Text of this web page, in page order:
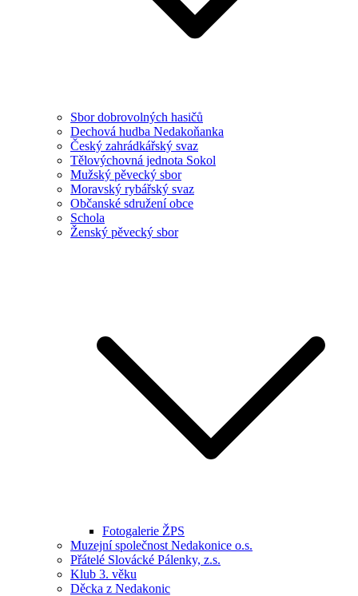
Sbor dobrovolných hasičů
Dechová hudba Nedakoňanka
Český zahrádkářský svaz
Tělovýchovná jednota Sokol
Mužský pěvecký sbor
Moravský rybářský svaz
Občanské sdružení obce
Schola
Ženský pěvecký sbor
Fotogalerie ŽPS
Muzejní společnost Nedakonice o.s.
Přátelé Slovácké Pálenky, z.s.
Klub 3. věku
Děcka z Nedakonic